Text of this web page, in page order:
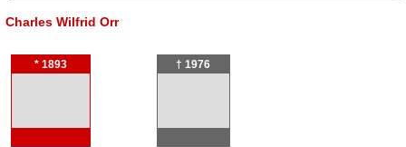
Charles Wilfrid Orr
* 1893 † 1976